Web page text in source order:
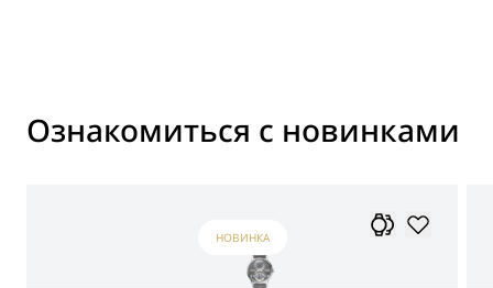
Ознакомиться с новинками
НОВИНКА